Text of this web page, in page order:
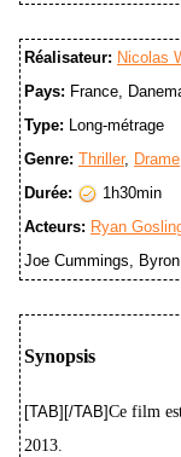
Réalisateur: Nicolas
Pays: France,
Type: Long-métrage
Genre: Thriller, Drame
Durée:
1h30min
Acteurs: Ryan
Joe Cummings,
Synopsis
[TAB][/TAB]Ce film
2013.